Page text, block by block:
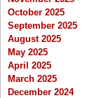
October 2025
September 2025
August 2025
May 2025
April 2025
March 2025
December 2024